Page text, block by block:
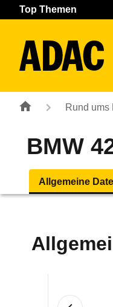
NavigationTop Themen
Rund ums
BMW
Allgemeine